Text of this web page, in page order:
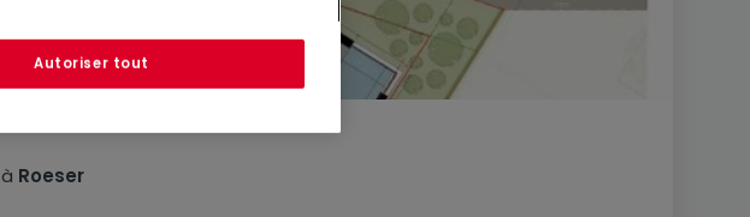
à Roeser
Autoriser tout